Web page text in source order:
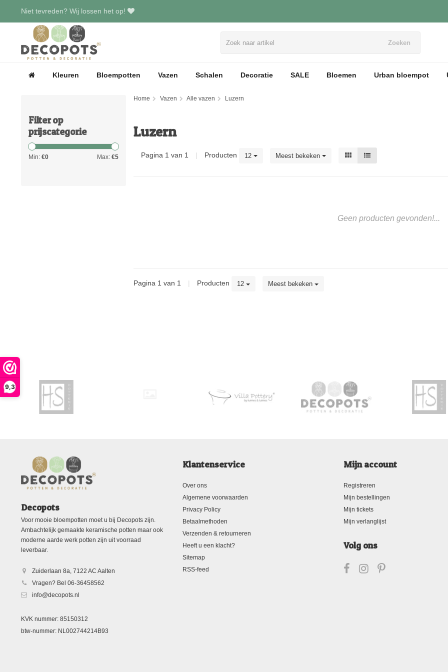
9,3
Niet tevreden? Wij lossen het op!
Zoeken
Kleuren Bloempotten Vazen Schalen Decoratie SALE Bloemen Urban bloempot
Filter op
prijscategorie
Min: €0 Max: €5
Home Vazen Alle vazen Luzern
Luzern
Pagina 1 van 1 | Producten 12 Meest bekeken
Geen producten gevonden!...
Pagina 1 van 1 | Producten 12 Meest bekeken
Decopots
Voor mooie bloempotten moet u bij Decopots zijn.
Ambachtelijk gemaakte keramische potten maar ook
moderne aarde werk potten zijn uit voorraad
leverbaar.
Zuiderlaan 8a, 7122 AC Aalten
Vragen? Bel 06-36458562
info@decopots.nl
KVK nummer: 85150312
btw-nummer: NL002744214B93
Klantenservice
Over ons
Algemene voorwaarden
Privacy Policy
Betaalmethoden
Verzenden & retourneren
Heeft u een klacht?
Sitemap
RSS-feed
Mijn account
Registreren
Mijn bestellingen
Mijn tickets
Mijn verlanglijst
Volg ons